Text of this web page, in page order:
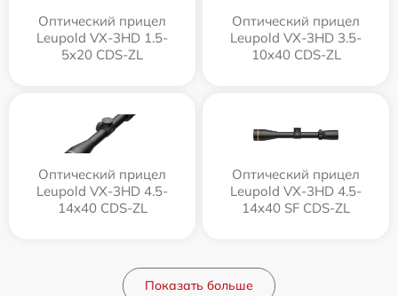
Оптический прицел
Leupold VX-3HD 1.5-
5x20 CDS-ZL
Оптический прицел
Leupold VX-3HD 3.5-
10x40 CDS-ZL
Оптический прицел
Leupold VX-3HD 4.5-
14x40 CDS-ZL
Оптический прицел
Leupold VX-3HD 4.5-
14x40 SF CDS-ZL
Показать больше